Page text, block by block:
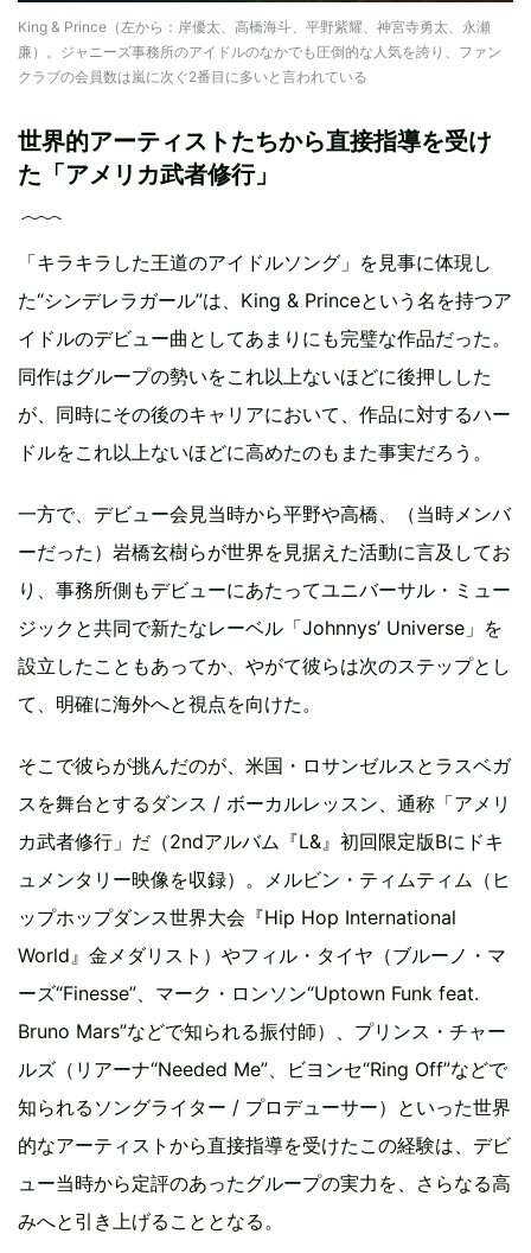
King & Prince（左から：岸優太、高橋海斗、平野紫耀、神宮寺勇太、永瀬
廉）。ジャニーズ事務所のアイドルのなかでも圧倒的な人気を誇り、ファン
クラブの会員数は嵐に次ぐ2番目に多いと言われている
世界的アーティストたちから直接指導を受け
た「アメリカ武者修行」
「キラキラした王道のアイドルソング」を見事に体現し
た“シンデレラガール”は、King & Princeという名を持つア
イドルのデビュー曲としてあまりにも完璧な作品だった。
同作はグループの勢いをこれ以上ないほどに後押しした
が、同時にその後のキャリアにおいて、作品に対するハー
ドルをこれ以上ないほどに高めたのもまた事実だろう。
一方で、デビュー会見当時から平野や高橋、（当時メンバ
ーだった）岩橋玄樹らが世界を見据えた活動に言及してお
り、事務所側もデビューにあたってユニバーサル・ミュー
ジックと共同で新たなレーベル「Johnnys’ Universe」を
設立したこともあってか、やがて彼らは次のステップとし
て、明確に海外へと視点を向けた。
そこで彼らが挑んだのが、米国・ロサンゼルスとラスベガ
スを舞台とするダンス / ボーカルレッスン、通称「アメリ
カ武者修行」だ（2ndアルバム『L&』初回限定版Bにドキ
ュメンタリー映像を収録）。メルビン・ティムティム（ヒ
ップホップダンス世界大会『Hip Hop International
World』金メダリスト）やフィル・タイヤ（ブルーノ・マ
ーズ“Finesse”、マーク・ロンソン“Uptown Funk feat.
Bruno Mars”などで知られる振付師）、プリンス・チャー
ルズ（リアーナ“Needed Me”、ビヨンセ“Ring Off”などで
知られるソングライター / プロデューサー）といった世界
的なアーティストから直接指導を受けたこの経験は、デビ
ュー当時から定評のあったグループの実力を、さらなる高
みへと引き上げることとなる。